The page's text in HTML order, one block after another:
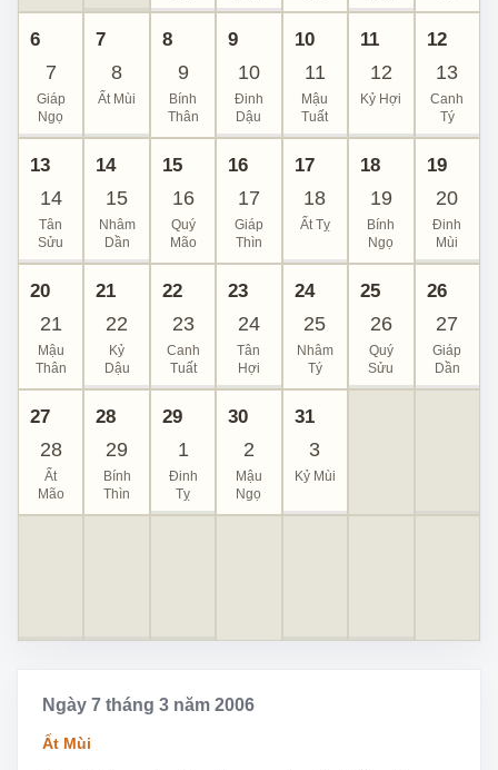
6
7
Giáp
Ngọ
7
8
Ất Mùi
8
9
Bính
Thân
9
10
Đinh
Dậu
10
11
Mậu
Tuất
11
12
Kỷ Hợi
12
13
Canh
Tý
13
14
Tân
Sửu
14
15
Nhâm
Dần
15
16
Quý
Mão
16
17
Giáp
Thìn
17
18
Ất Tỵ
18
19
Bính
Ngọ
19
20
Đinh
Mùi
20
21
Mậu
Thân
21
22
Kỷ
Dậu
22
23
Canh
Tuất
23
24
Tân
Hợi
24
25
Nhâm
Tý
25
26
Quý
Sửu
26
27
Giáp
Dần
27
28
Ất
Mão
28
29
Bính
Thìn
29
1
Đinh
Tỵ
30
2
Mậu
Ngọ
31
3
Kỷ Mùi
Ngày 7 tháng 3 năm 2006
Ất Mùi